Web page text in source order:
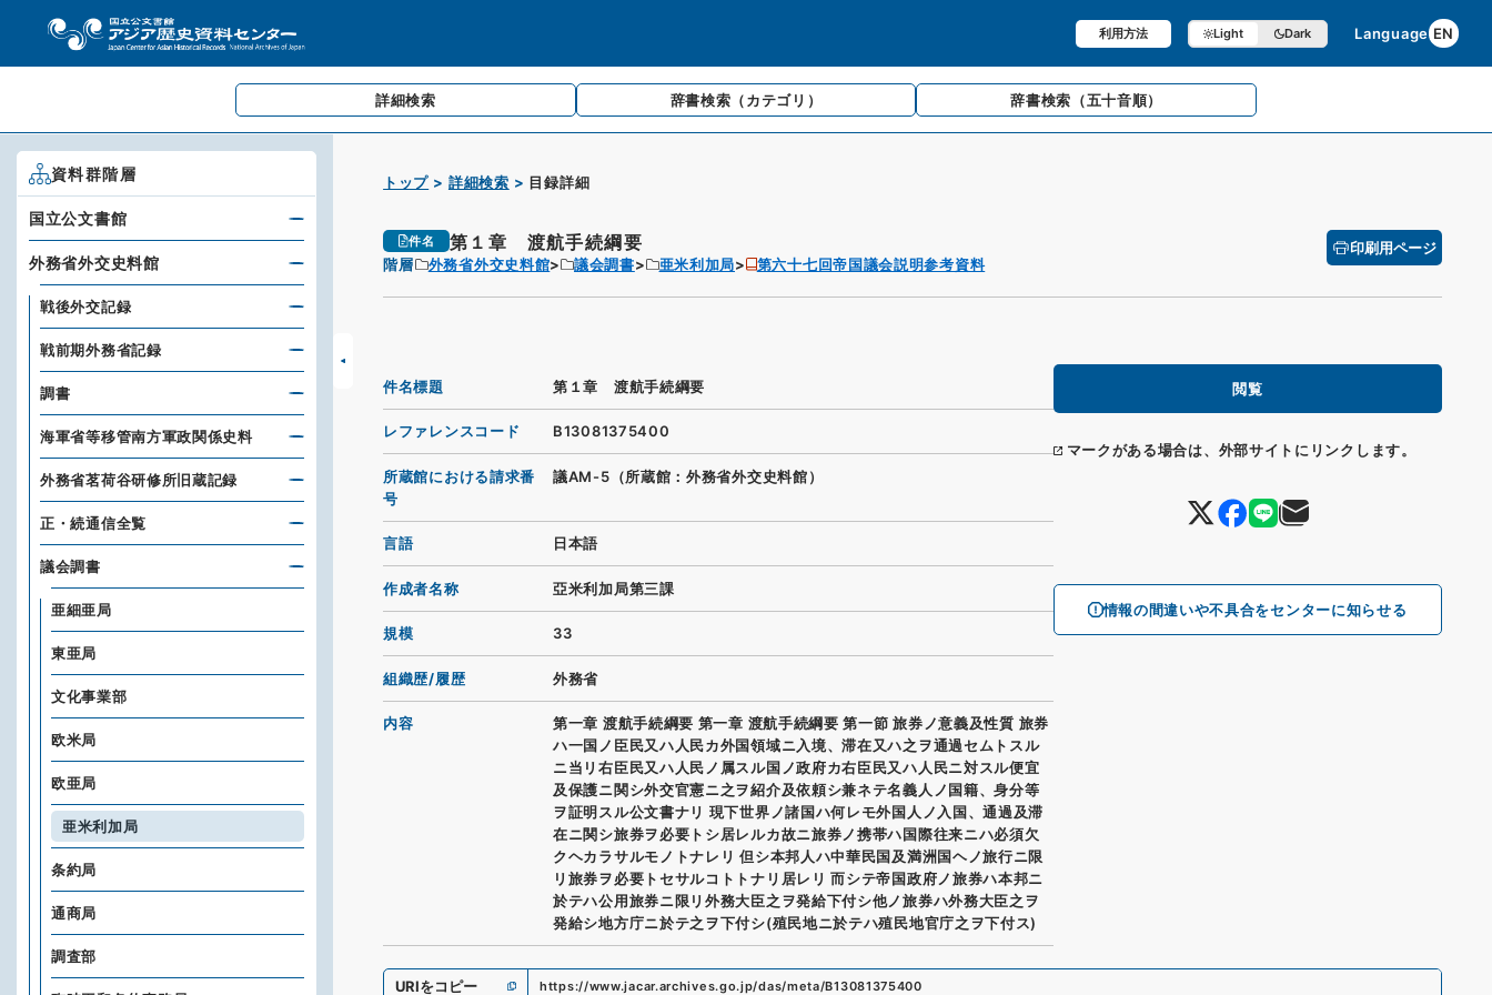
利用方法 Light Dark Language EN
詳細検索 辞書検索 （カテゴリ） 辞書検索 （五十音順）
トップ 詳細検索 目録詳細
件名 第１章 渡航手続綱要
階層 外務省外交史料館 議会調書 亜米利加局 第六十七回帝国議会説明参考資料
印刷用ページ
閲覧
マークがある場合は、外部サイトにリンクします。
情報の間違いや不具合をセンターに知らせる
件名標題 第１章 渡航手続綱要
レファレンスコード B13081375400
所蔵館における請求番
号
議AM-5（所蔵館：外務省外交史料館）
言語 日本語
作成者名称 亞米利加局第三課
規模 33
組織歴/履歴 外務省
内容
第一章 渡航手続綱要 第一章 渡航手続綱要 第一節 旅券ノ意義及性質 旅券
ハ一国ノ臣民又ハ人民カ外国領域ニ入境、滞在又ハ之ヲ通過セムトスル
ニ当リ右臣民又ハ人民ノ属スル国ノ政府カ右臣民又ハ人民ニ対スル便宜
及保護ニ関シ外交官憲ニ之ヲ紹介及依頼シ兼ネテ名義人ノ国籍、身分等
ヲ証明スル公文書ナリ 現下世界ノ諸国ハ何レモ外国人ノ入国、通過及滞
在ニ関シ旅券ヲ必要トシ居レルカ故ニ旅券ノ携帯ハ国際往来ニハ必須欠
クヘカラサルモノトナレリ 但シ本邦人ハ中華民国及満洲国ヘノ旅行ニ限
リ旅券ヲ必要トセサルコトトナリ居レリ 而シテ帝国政府ノ旅券ハ本邦ニ
於テハ公用旅券ニ限リ外務大臣之ヲ発給下付シ他ノ旅券ハ外務大臣之ヲ
発給シ地方庁ニ於テ之ヲ下付シ(殖民地ニ於テハ殖民地官庁之ヲ下付ス)
URIをコピー https://www.jacar.archives.go.jp/das/meta/B13081375400
資料群階層
国立公文書館
外務省外交史料館
戦後外交記録
戦前期外務省記録
調書
海軍省等移管南方軍政関係史料
外務省茗荷谷研修所旧蔵記録
正・続通信全覧
議会調書
亜細亜局
東亜局
文化事業部
欧米局
欧亜局
亜米利加局
条約局
通商局
調査部